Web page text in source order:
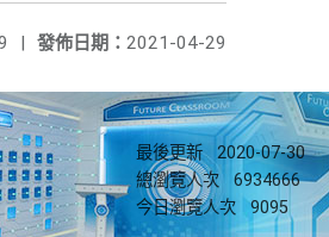
發佈日期： 2021-04-29
|
最後更新
2020-07-30
總瀏覽人次
6934666
今日瀏覽人次
9095